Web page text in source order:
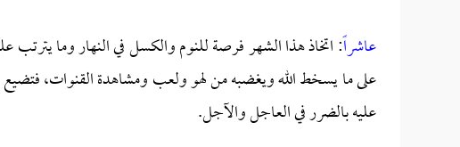
عاشراً: اتخاذ هذا الشهر فرصة للنوم والكسل في النهار وما
على ما يسخط الله ويغضبه من لهو ولعب ومشاهدة القنوات، فتضيع
عليه بالضرر في العاجل والآجل.